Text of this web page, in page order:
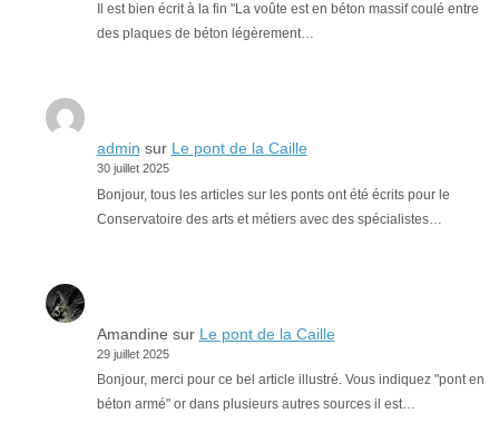
Il est bien écrit à la fin "La voûte est en béton massif coulé entre
des plaques de béton légèrement…
admin sur Le pont de la Caille
30 juillet 2025
Bonjour, tous les articles sur les ponts ont été écrits pour le
Conservatoire des arts et métiers avec des spécialistes…
Amandine sur Le pont de la Caille
29 juillet 2025
Bonjour, merci pour ce bel article illustré. Vous indiquez "pont en
béton armé" or dans plusieurs autres sources il est…